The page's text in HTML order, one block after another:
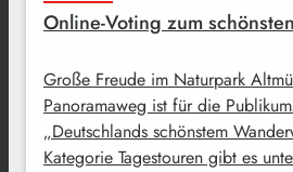
Online-Voting zum
Große Freude im Naturpark
Panoramaweg ist für die
„Deutschlands schönstem
Kategorie Tagestouren gibt es